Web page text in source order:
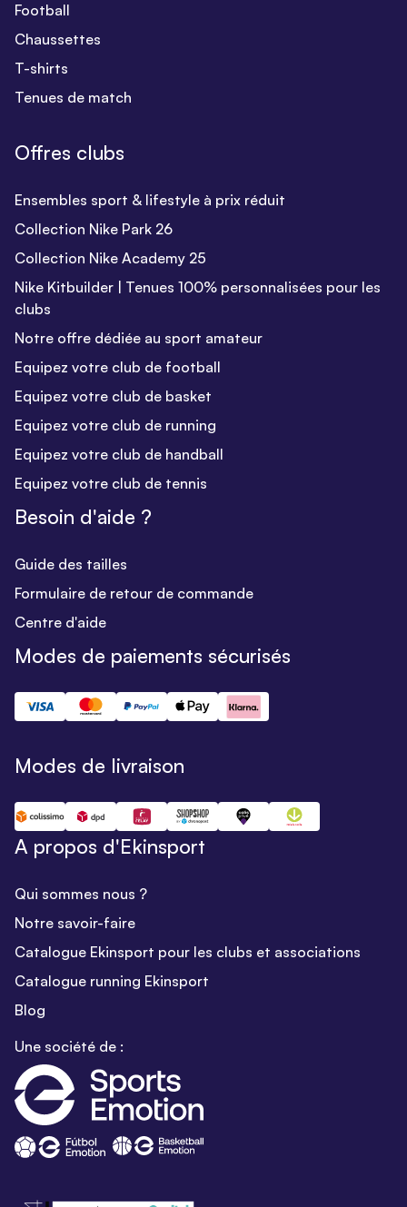
Football
Chaussettes
T-shirts
Tenues de match
Offres clubs
Ensembles sport & lifestyle à prix réduit
Collection Nike Park 26
Collection Nike Academy 25
Nike Kitbuilder | Tenues 100% personnalisées pour les
clubs
Notre offre dédiée au sport amateur
Equipez votre club de football
Equipez votre club de basket
Equipez votre club de running
Equipez votre club de handball
Equipez votre club de tennis
Besoin d'aide ?
Guide des tailles
Formulaire de retour de commande
Centre d'aide
Modes de paiements sécurisés
Modes de livraison
A propos d'Ekinsport
Qui sommes nous ?
Notre savoir-faire
Catalogue Ekinsport pour les clubs et associations
Catalogue running Ekinsport
Blog
Une société de :